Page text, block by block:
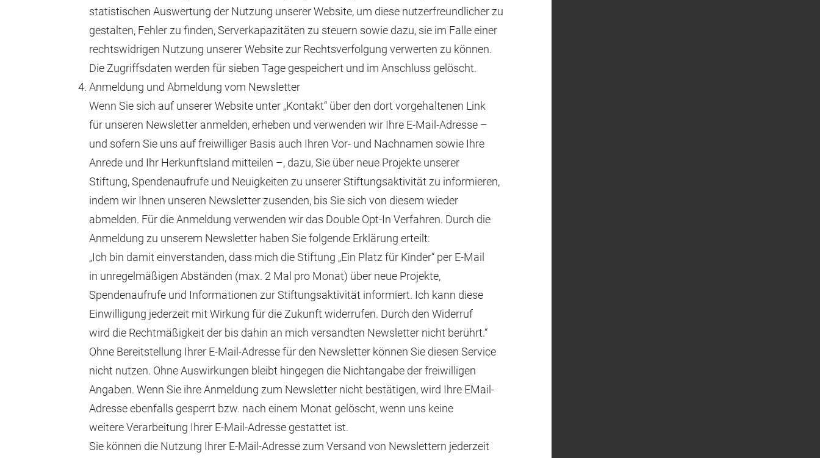
statistischen Auswertung der Nutzung unserer Website, um diese nutzerfreundlicher zu
gestalten, Fehler zu finden, Serverkapazitäten zu steuern sowie dazu, sie im Falle einer
rechtswidrigen Nutzung unserer Website zur Rechtsverfolgung verwerten zu können.
Die Zugriffsdaten werden für sieben Tage gespeichert und im Anschluss gelöscht.
Anmeldung und Abmeldung vom Newsletter
Wenn Sie sich auf unserer Website unter „Kontakt“ über den dort vorgehaltenen Link
für unseren Newsletter anmelden, erheben und verwenden wir Ihre E-Mail-Adresse –
und sofern Sie uns auf freiwilliger Basis auch Ihren Vor- und Nachnamen sowie Ihre
Anrede und Ihr Herkunftsland mitteilen –, dazu, Sie über neue Projekte unserer
Stiftung, Spendenaufrufe und Neuigkeiten zu unserer Stiftungsaktivität zu informieren,
indem wir Ihnen unseren Newsletter zusenden, bis Sie sich von diesem wieder
abmelden. Für die Anmeldung verwenden wir das Double Opt-In Verfahren. Durch die
Anmeldung zu unserem Newsletter haben Sie folgende Erklärung erteilt:
„Ich bin damit einverstanden, dass mich die Stiftung „Ein Platz für Kinder“ per E-Mail
in unregelmäßigen Abständen (max. 2 Mal pro Monat) über neue Projekte,
Spendenaufrufe und Informationen zur Stiftungsaktivität informiert. Ich kann diese
Einwilligung jederzeit mit Wirkung für die Zukunft widerrufen. Durch den Widerruf
wird die Rechtmäßigkeit der bis dahin an mich versandten Newsletter nicht berührt.“
Ohne Bereitstellung Ihrer E-Mail-Adresse für den Newsletter können Sie diesen Service
nicht nutzen. Ohne Auswirkungen bleibt hingegen die Nichtangabe der freiwilligen
Angaben. Wenn Sie ihre Anmeldung zum Newsletter nicht bestätigen, wird Ihre EMail-
Adresse ebenfalls gesperrt bzw. nach einem Monat gelöscht, wenn uns keine
weitere Verarbeitung Ihrer E-Mail-Adresse gestattet ist.
Sie können die Nutzung Ihrer E-Mail-Adresse zum Versand von Newslettern jederzeit